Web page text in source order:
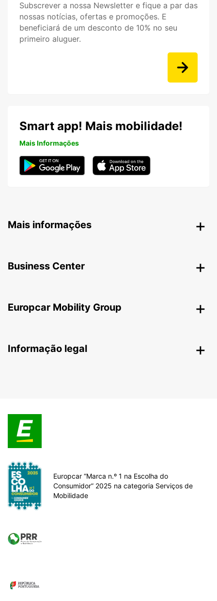
Subscrever a nossa Newsletter e fique a par das
nossas notícias, ofertas e promoções. E
beneficiará de um desconto de 10% no seu
primeiro aluguer.
Smart app! Mais mobilidade!
Mais Informações
Mais informações
Business Center
Europcar Mobility Group
Informação legal
Europcar “Marca n.º 1 na Escolha do
Consumidor” 2025 na categoria Serviços de
Mobilidade